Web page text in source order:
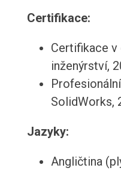
Certifikace:
Certifikace
inženýrství,
SolidWorks,
Jazyky:
Angličtina